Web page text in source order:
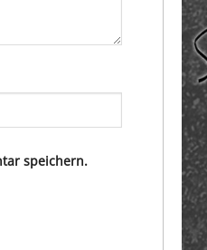
speichern.